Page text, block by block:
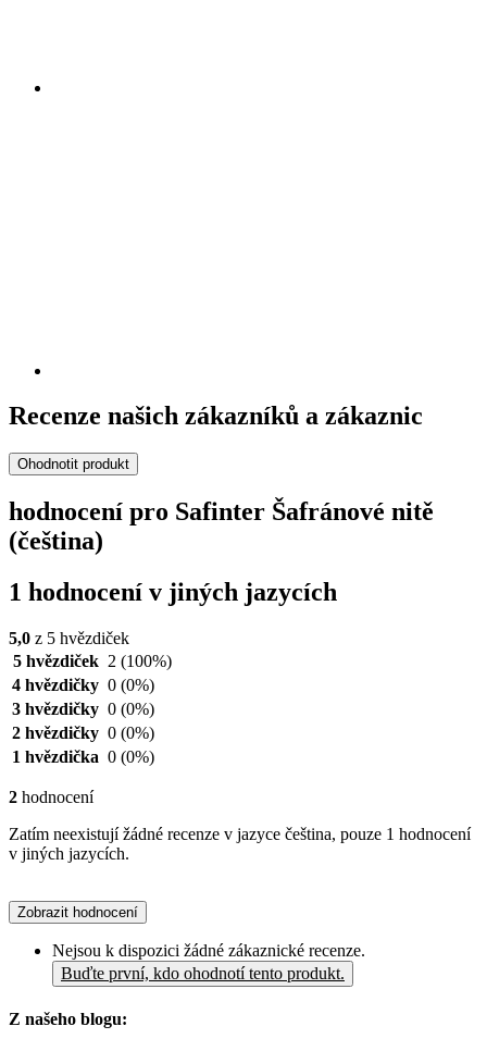
Recenze našich zákazníků a zákaznic
Ohodnotit produkt
hodnocení pro Safinter Šafránové nitě
(čeština)
1 hodnocení v jiných jazycích
5,0 z 5 hvězdiček
5 hvězdiček 2 (100%)
4 hvězdičky 0 (0%)
3 hvězdičky 0 (0%)
2 hvězdičky 0 (0%)
1 hvězdička 0 (0%)
2 hodnocení
Zatím neexistují žádné recenze v jazyce čeština, pouze 1 hodnocení
v jiných jazycích.
Zobrazit hodnocení
Nejsou k dispozici žádné zákaznické recenze.
Buďte první, kdo ohodnotí tento produkt.
Z našeho blogu: